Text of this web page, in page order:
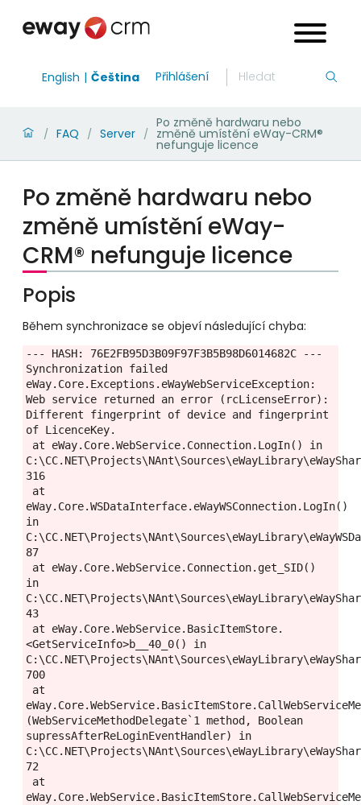
English Čeština Přihlášení
/ FAQ / Server /
Po změně hardwaru nebo
změně umístění eWay-CRM®
nefunguje licence
Po změně hardwaru nebo
změně umístění eWay-
CRM® nefunguje licence
Popis
Během synchronizace se objeví následující chyba:
--- HASH: 76E2FB95D3B09F97F3B5B98D6014682C ---
Synchronization failed
eWay.Core.Exceptions.eWayWebServiceException:
Web service returned an error (rcLicenseError):
Different fingerprint of device and fingerprint
of LicenceKey.
316
eWay.Core.WSDataInterface.eWayWSConnection.LogIn()
in
87
in
43
<GetServiceInfo>b__40_0() in
700
(WebServiceMethodDelegate`1 method, Boolean
supressAfterReLoginEventHandler) in
72